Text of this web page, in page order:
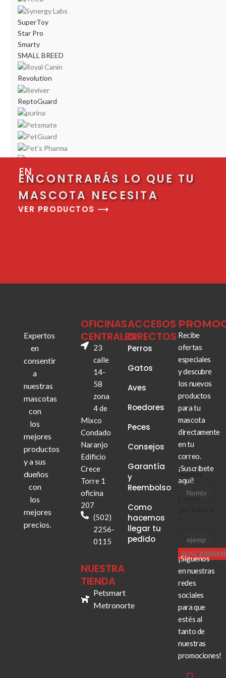
SuperToy
Star Pro
Smarty
SMALL BREED
Revolution
ReptoGuard
EN
ENCONTRARÁS LO QUE TU
MASCOTA NECESITA
VER PRODUCTOS ⟶
Expertos
en
consentir
a
nuestras
mascotas
con
los
mejores
productos
y a sus
dueños
con
los
mejores
precios.
OFICINAS
CENTRALES
23
calle
14-
58
zona
4 de
Mixco
Condado
Naranjo
Edificio
Crece
Torre 1
oficina
207
(502)
2256-
0115
NUESTRA
TIENDA
Petsmart
Metronorte
ACCESOS
DIRECTOS
Perros
Gatos
Aves
Roedores
Peces
Consejos
Garantía
y
Reembolso
Como
hacemos
llegar tu
pedido
Recibe
ofertas
especiales
y descubre
los nuevos
productos
para tu
mascota
directamente
en tu
correo.
¡Suscríbete
aquí!
Nombre
¡Síguenos
en nuestras
redes
sociales
para que
estés al
tanto de
nuestras
promociones!